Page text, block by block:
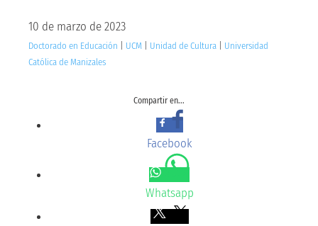
10 de marzo de 2023
Doctorado en Educación UCM Unidad de Cultura
Universidad
Católica de Manizales
Compartir en...
Facebook
Whatsapp